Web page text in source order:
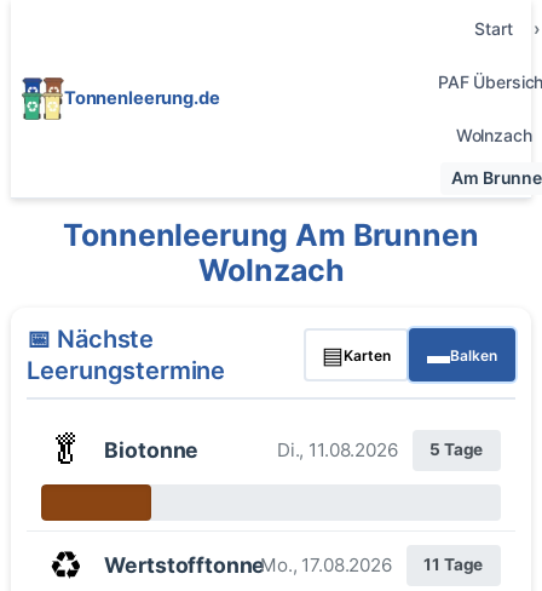
Tonnenleerung.de
Start
PAF
Wolnzach
Am
Tonnenleerung Am Brunnen
Wolnzach
📅 Nächste
Leerungstermine
▤Karten ▬Balken
🥬 Biotonne Di., 11.08.2026 5 Tage
♻️ WertstofftonneMo., 17.08.2026 11 Tage